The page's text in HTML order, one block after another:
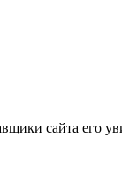
сайта его